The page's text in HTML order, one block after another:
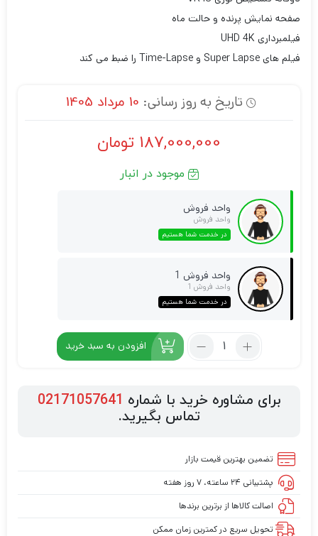
صفحه نمایش پرنده و حالت ماه
فیلمبرداری UHD 4K
فیلم های Super Lapse و Time-Lapse را ضبط می کند
تاریخ به روز رسانی: 10 مرداد 1405
187,000,000 تومان
موجود در انبار
واحد فروش
واحد فروش
در خدمت شما هستیم
واحد فروش 1
واحد فروش 1
در خدمت شما هستیم
افزودن به سبد خرید
برای مشاوره خرید با شماره 02171057641
تماس بگیرید.
تضمین بهترین قیمت بازار
پشتیبانی ۲۴ ساعته، ۷ روز هفته
اصالت کالاها از برترین برندها
تحویل سریع در کمترین زمان ممکن